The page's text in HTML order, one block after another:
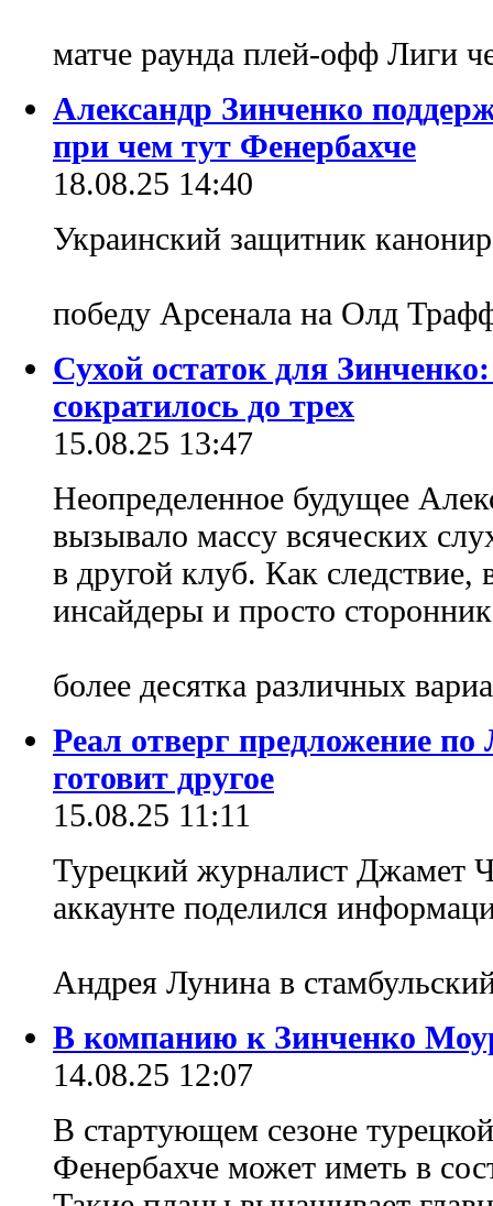
матче раунда плей-офф Лиги
Александр Зинченко
при чем тут Фенербахче
18.08.25 14:40
Украинский защитник
победу Арсенала на Олд
Сухой остаток для
сократилось до трех
15.08.25 13:47
Неопределенное будущее
вызывало массу всяческих
в другой клуб. Как следствие,
инсайдеры и просто
более десятка различных
Реал отверг предложение
готовит другое
15.08.25 11:11
Турецкий журналист Джамет
аккаунте поделился
Андрея Лунина в
В компанию к Зинченко
14.08.25 12:07
В стартующем сезоне
Фенербахче может иметь в